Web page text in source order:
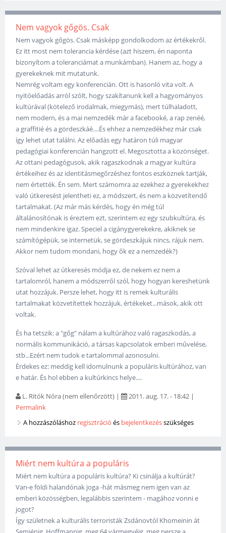
Nem vagyok gőgös. Csak
Nem vagyok gőgös. Csak másképp gondolkodom az értékekről.
Ez itt most nem tolerancia kérdése (azt hiszem, én naponta
bizonyítom a toleranciámat a munkámban). Hanem az, hogy a
gyerekeknek mit mutatunk.
Nemrég voltam egy konferencián. Ott is hasonló vita volt. A
nyitóelőadás arról szólt, hogy szakítanunk kell a hagyományos
kultúrával (kötelező irodalmak, miegymás), mert túlhaladott,
nem modern, és a mai nemzedék már a facebooké, a rap zenéé,
a graffitié és a gördeszkáé....És ehhez a nemzedékhez már csak
így lehet utat találni. Az előadás egy határon túli magyar
pedagógiai konferencián hangzott el. Megosztotta a közönséget.
Az ottani pedagógusok, akik ragaszkodnak a magyar kultúra
értékeihez és az identitásmegőrzéshez fontos eszköznek tartják,
nem értették. Én sem. Mert számomra az ezekhez a gyerekekhez
való útkeresést jelentheti ez, a módszert, és nem a közvetítendő
tartalmakat. (Az már más kérdés, hogy én még túl
általánosítónak is éreztem ezt, szerintem ez egy szubkultúra, és
nem mindenkire igaz. Speciel a cigánygyerekekre, akiknek se
számítógépük, se internetük, se gördeszkájuk nincs, rájuk nem.
Akkor nem tudom mondani, hogy ők ez a nemzedék?)
Szóval lehet az útkeresés módja ez, de nekem ez nem a
tartalomról, hanem a módszerről szól, hogy hogyan kereshetünk
utat hozzájuk. Persze lehet, hogy itt is remek kulturális
tartalmakat közvetítettek hozzájuk, értékeket...mások, akik ott
voltak.
És ha tetszik: a "gőg" nálam a kultúrához való ragaszkodás, a
normális kommunikáció, a társas kapcsolatok emberi művelése,
stb...Ezért nem tudok e tartalommal azonosulni.
Érdekes ez: meddig kell idomulnunk a populáris kultúrához, van
e határ. És hol ebben a kultúrkincs helye....
L. Ritók Nóra (nem ellenőrzött) | 2011. aug. 17. - 18:42 |
Permalink
A hozzászóláshoz regisztráció és bejelentkezésszükséges
Miért nem kultúra a populáris
Miért nem kultúra a populáris kultúra? Ki csinálja a kultúrát?
Van-e földi halandónak joga -hát másmeg nem igen van az
emberi közösségben, legalábbis szerintem - magához vonni e
jogot?
Így születnek a kulturális terroristák Zsdánovtól Khomeinin át